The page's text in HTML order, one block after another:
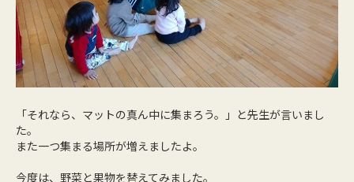
「それなら、マットの真ん中に集まろう。」と先生が言いまし
た。
また一つ集まる場所が増えましたよ。
今度は、野菜と果物を替えてみました。